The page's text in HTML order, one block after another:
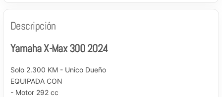
Descripción
Yamaha X-Max 300 2024
Solo 2.300 KM - Unico Dueño
EQUIPADA CON
- Motor 292 cc